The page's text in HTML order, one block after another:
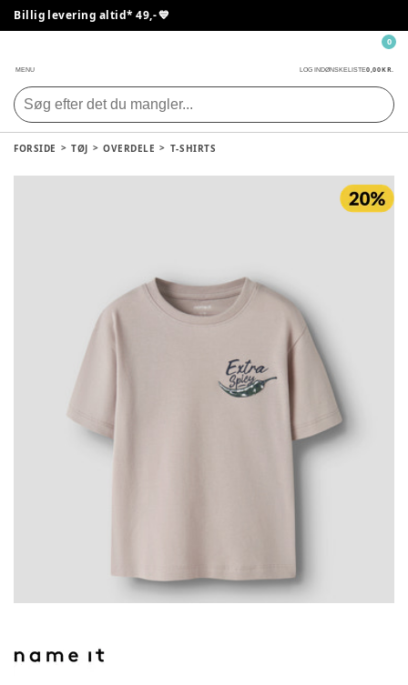
Billig levering altid* 49,- 💙
MENU LOG INDØNSKELISTE0,00 KR.
0
FORSIDE TØJ OVERDELE T-SHIRTS